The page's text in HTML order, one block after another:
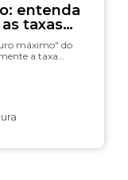
entenda
taxas
máximo" do
a taxa…